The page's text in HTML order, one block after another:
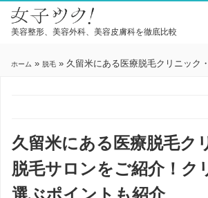
美容整形、美容外科、美容皮膚科を徹底比較
ホーム » 脱毛 » 久留米にある医療脱毛クリニック
久留米にある医療脱毛ク
脱毛サロンをご紹介！ク
選ぶポイントも紹介